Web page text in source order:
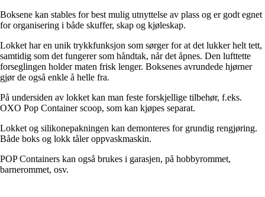
Boksene kan stables for best mulig utnyttelse av plass og er godt egnet
for organisering i både skuffer, skap og kjøleskap.
Lokket har en unik trykkfunksjon som sørger for at det lukker helt tett,
samtidig som det fungerer som håndtak, når det åpnes. Den lufttette
forseglingen holder maten frisk lenger. Boksenes avrundede hjørner
gjør de også enkle å helle fra.
På undersiden av lokket kan man feste forskjellige tilbehør, f.eks.
OXO Pop Container scoop, som kan kjøpes separat.
Lokket og silikonepakningen kan demonteres for grundig rengjøring.
Både boks og lokk tåler oppvaskmaskin.
POP Containers kan også brukes i garasjen, på hobbyrommet,
barnerommet, osv.